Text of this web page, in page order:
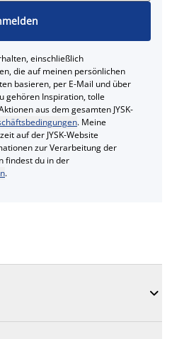
einschließlich
die auf meinen persönlichen
basieren, per E-Mail und über
gehören Inspiration, tolle
aus dem gesamten JYSK-
. Meine
auf der JYSK-Website
zur Verarbeitung der
findest du in der
.
